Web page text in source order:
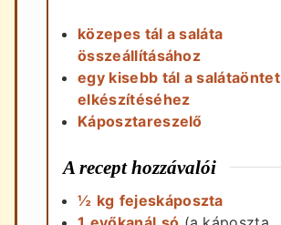
közepes tál a saláta
összeállításához
egy kisebb tál a salátaöntet
elkészítéséhez
Káposztareszelő
A recept hozzávalói
½ kg fejeskáposzta